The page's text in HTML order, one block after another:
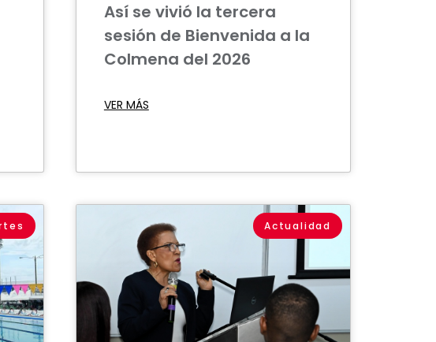
Así se vivió la tercera
sesión de Bienvenida a la
Colmena del 2026
VER MÁS
Actualidad